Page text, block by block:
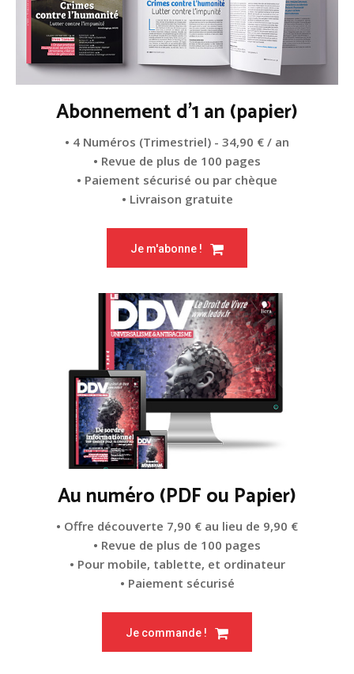
Abonnement d'1 an (papier)
• 4 Numéros (Trimestriel) - 34,90 € / an
• Revue de plus de 100 pages
• Paiement sécurisé ou par chèque
• Livraison gratuite
Je m'abonne !
Au numéro (PDF ou Papier)
• Offre découverte 7,90 € au lieu de 9,90 €
• Revue de plus de 100 pages
• Pour mobile, tablette, et ordinateur
• Paiement sécurisé
Je commande !